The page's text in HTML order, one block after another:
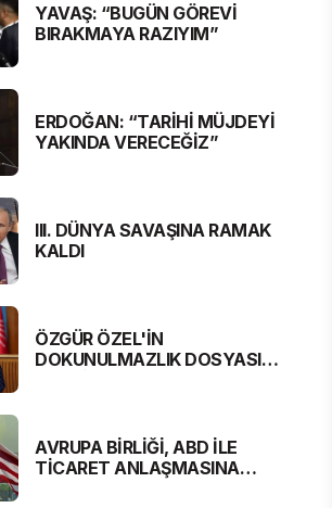
YAVAŞ: “BUGÜN GÖREVİ
BIRAKMAYA RAZIYIM”
ERDOĞAN: “TARİHİ MÜJDEYİ
YAKINDA VERECEĞİZ”
III. DÜNYA SAVAŞINA RAMAK
KALDI
ÖZGÜR ÖZEL'İN
DOKUNULMAZLIK DOSYASI
AVRUPA BİRLİĞİ, ABD İLE
TİCARET ANLAŞMASINA